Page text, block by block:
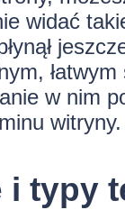
widać
w nim
witryny.
i typy